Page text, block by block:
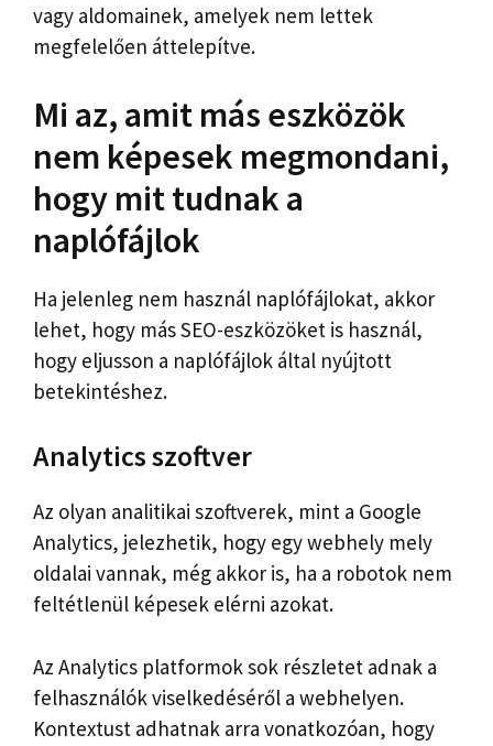
vagy aldomainek, amelyek nem lettek
megfelelően áttelepítve.
Mi az, amit más eszközök
nem képesek megmondani,
hogy mit tudnak a
naplófájlok
Ha jelenleg nem használ naplófájlokat, akkor
lehet, hogy más SEO-eszközöket is használ,
hogy eljusson a naplófájlok által nyújtott
betekintéshez.
Analytics szoftver
Az olyan analitikai szoftverek, mint a Google
Analytics, jelezhetik, hogy egy webhely mely
oldalai vannak, még akkor is, ha a robotok nem
feltétlenül képesek elérni azokat.
Az Analytics platformok sok részletet adnak a
felhasználók viselkedéséről a webhelyen.
Kontextust adhatnak arra vonatkozóan, hogy